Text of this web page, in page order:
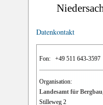
Datenkontakt
Fon: +49 511 643-3597
Organisation:
Landesamt für
Stilleweg 2